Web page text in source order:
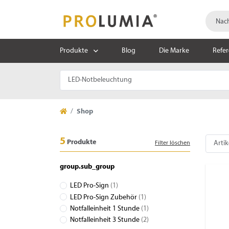
Produkte Blog Die Marke
Shop
5 Produkte Filter löschen
group.sub_group
LED Pro-Sign (1)
LED Pro-Sign Zubehör (1)
Notfalleinheit 1 Stunde (1)
Notfalleinheit 3 Stunde (2)